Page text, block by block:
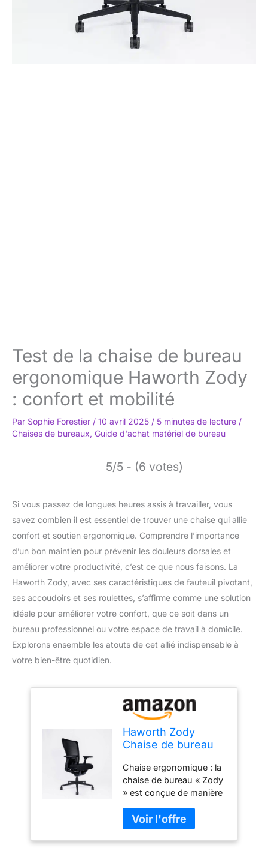
Test de la chaise de bureau
ergonomique Haworth Zody
: confort et mobilité
Par Sophie Forestier / 10 avril 2025 / 5 minutes de lecture /
Chaises de bureaux, Guide d'achat matériel de bureau
5/5 - (6 votes)
Si vous passez de longues heures assis à travailler, vous
savez combien il est essentiel de trouver une chaise qui allie
confort et soutien ergonomique. Comprendre l’importance
d’un bon maintien pour prévenir les douleurs dorsales et
améliorer votre productivité, c’est ce que nous faisons. La
Haworth Zody, avec ses caractéristiques de fauteuil pivotant,
ses accoudoirs et ses roulettes, s’affirme comme une solution
idéale pour améliorer votre confort, que ce soit dans un
bureau professionnel ou votre espace de travail à domicile.
Explorons ensemble les atouts de cet allié indispensable à
votre bien-être quotidien.
Haworth Zody
Chaise de bureau
pivotante, avec
accoudoirs et
roulettes, chaise de
bureau confortable
pour bureau et
bureau à domicile,
noire
Chaise ergonomique : la
chaise de bureau « Zody
» est conçue de manière
connaissances
scientifiques et est
recommandée par